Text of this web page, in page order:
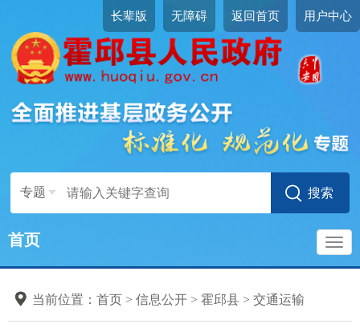
长辈版 无障碍 返回首页 用户中心
专题
首页
当前位置： 首页 > 信息公开 > 霍邱县 > 交通运输